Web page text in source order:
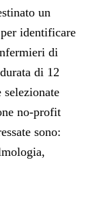
un
identificare
di
di 12
selezionate
no-profit
sono: